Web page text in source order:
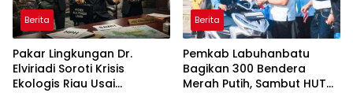
Berita
Pakar Lingkungan Dr.
Elviriadi Soroti Krisis
Ekologis Riau Usai
Berita
Pemkab Labuhanbatu
Bagikan 300 Bendera
Merah Putih, Sambut HUT